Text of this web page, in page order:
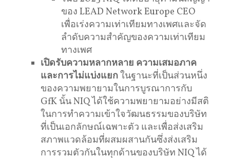
ของ LEAD Network Europe CEO
เพื่อเร่งความเท่าเทียมทางเพศและจัด
ลําดับความสําคัญของความเท่าเทียม
ทางเพศ
เปิดรับความหลากหลาย ความเสมอภาค
และการไม่แบ่งแยกในฐานะที่เป็นส่วนหนึ่ง
ของความพยายามในการบูรณาการกับ
GfK นั้น NIQ ได้ใช้ความพยายามอย่างมีสติ
ในการทําความเข้าใจวัฒนธรรมของบริษัท
ที่เป็นเอกลักษณ์เฉพาะตัว และเพื่อส่งเสริม
สภาพแวดล้อมที่ผสมผสานกันซึ่งส่งเสริม
การรวมตัวกันในทุกด้านของบริษัท NIQ ได้